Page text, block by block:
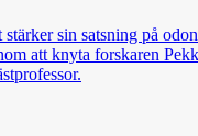
sin satsning på
att knyta forskaren